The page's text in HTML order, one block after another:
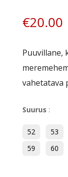
€20.00
Puuvillane,
vahetatava
Suurus :
52 53
59
60